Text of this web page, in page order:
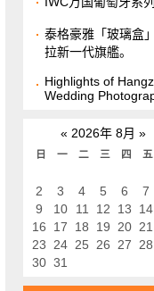
泰格豪雅「玻璃盒
拉新一代旗艦。
Highlights of
Wedding
« 2026年 8月 »
日 一 二 三 四 五
2
3 4 5 6 7
9
10 11 12 13 14
16
17 18 19 20 21
23
24 25 26 27 28
30 31